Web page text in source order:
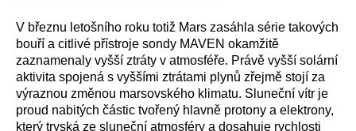
V březnu letošního roku totiž Mars zasáhla série takových
bouří a citlivé přístroje sondy MAVEN okamžitě
zaznamenaly vyšší ztráty v atmosféře. Právě vyšší solární
aktivita spojená s vyššími ztrátami plynů zřejmě stojí za
výraznou změnou marsovského klimatu. Sluneční vítr je
proud nabitých částic tvořený hlavně protony a elektrony,
který tryská ze sluneční atmosféry a dosahuje rychlosti